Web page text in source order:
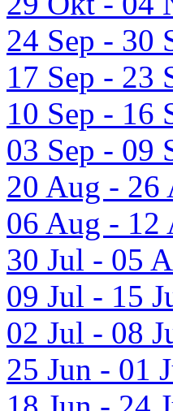
24 Sep - 30
17 Sep - 23
10 Sep - 16
03 Sep - 09
20 Aug - 26
06 Aug - 12
30 Jul - 05
09 Jul - 15
02 Jul - 08
25 Jun - 01